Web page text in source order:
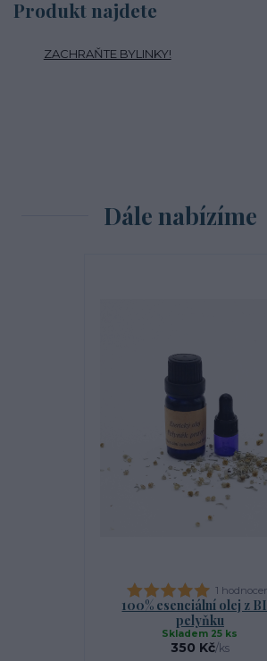
Produkt najdete
ZACHRAŇTE BYLINKY!
Dále nabízíme
1
100% esenciální olej z
pelyňku
350 Kč/ks
Skladem 25 ks